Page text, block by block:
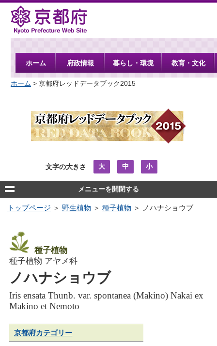
京都府
ホーム 府政情報 暮らし・環境 教育・文化
ホーム > 京都府レッドデータブック2015
文字の大きさ 大 中 小
メニューを開閉する
トップページ ＞ 野生植物 ＞ 種子植物 ＞ ノハナショウブ
種子植物
種子植物 アヤメ科
ノハナショウブ
Iris ensata Thunb. var. spontanea (Makino) Nakai ex
Makino et Nemoto
京都府カテゴリー